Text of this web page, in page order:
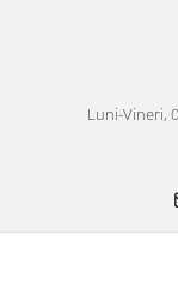
Luni-Vineri,